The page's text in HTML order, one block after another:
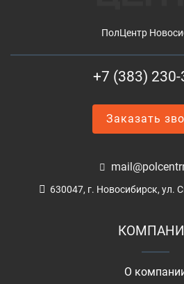
ПолЦентр
+7 (383) 230-
Заказать
630047, г. Новосибирск, ул.
О